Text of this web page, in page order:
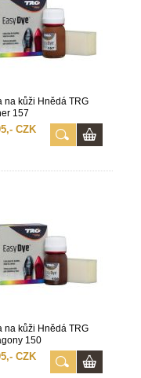
na kůži Hnědá TRG
157
CZK
na kůži Hnědá TRG
150
CZK